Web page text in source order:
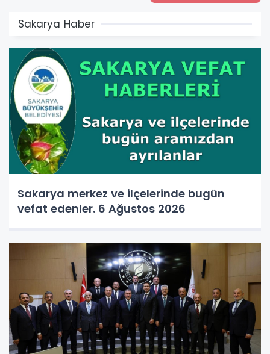
Sakarya Haber
Sakarya merkez ve ilçelerinde bugün
vefat edenler. 6 Ağustos 2026